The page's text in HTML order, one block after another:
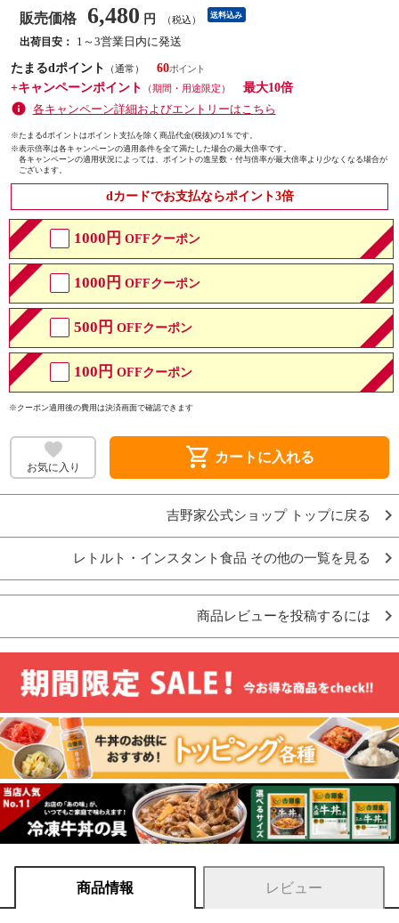
販売価格 6,480 円 （税込） 送料込み
出荷目安：
1～3営業日内に発送
たまるdポイント
（通常）
60
+キャンペーンポイント
（期間・用途限定）
最大10倍
各キャンペーン詳細およびエントリーはこちら
※たまるdポイントはポイント支払を除く商品代金(税抜)の1％です。
※表示倍率は各キャンペーンの適用条件を全て満たした場合の最大倍率です。
各キャンペーンの適用状況によっては、ポイントの進呈数・付与倍率が最大倍率より少なくなる場合が
ございます。
dカードでお支払ならポイント3倍
1000円 OFFクーポン
1000円 OFFクーポン
500円 OFFクーポン
100円 OFFクーポン
※クーポン適用後の費用は決済画面で確認できます
お気に入り shopping_cart カートに入れる
吉野家公式ショップ トップに戻る
レトルト・インスタント食品 その他の一覧を見る
商品レビューを投稿するには
商品情報 レビュー